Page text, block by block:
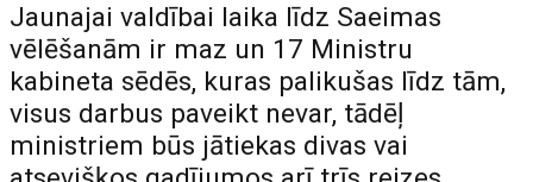
Jaunajai valdībai laika līdz Saeimas
vēlēšanām ir maz un 17 Ministru
kabineta sēdēs, kuras palikušas līdz tām,
visus darbus paveikt nevar, tādēļ
ministriem būs jātiekas divas vai